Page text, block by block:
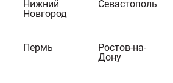
Нижний
Новгород
Севастополь
Пермь
Ростов-на-
Дону